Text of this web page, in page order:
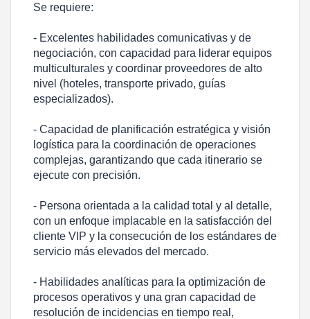
Se requiere:
- Excelentes habilidades comunicativas y de
negociación, con capacidad para liderar equipos
multiculturales y coordinar proveedores de alto
nivel (hoteles, transporte privado, guías
especializados).
- Capacidad de planificación estratégica y visión
logística para la coordinación de operaciones
complejas, garantizando que cada itinerario se
ejecute con precisión.
- Persona orientada a la calidad total y al detalle,
con un enfoque implacable en la satisfacción del
cliente VIP y la consecución de los estándares de
servicio más elevados del mercado.
- Habilidades analíticas para la optimización de
procesos operativos y una gran capacidad de
resolución de incidencias en tiempo real,